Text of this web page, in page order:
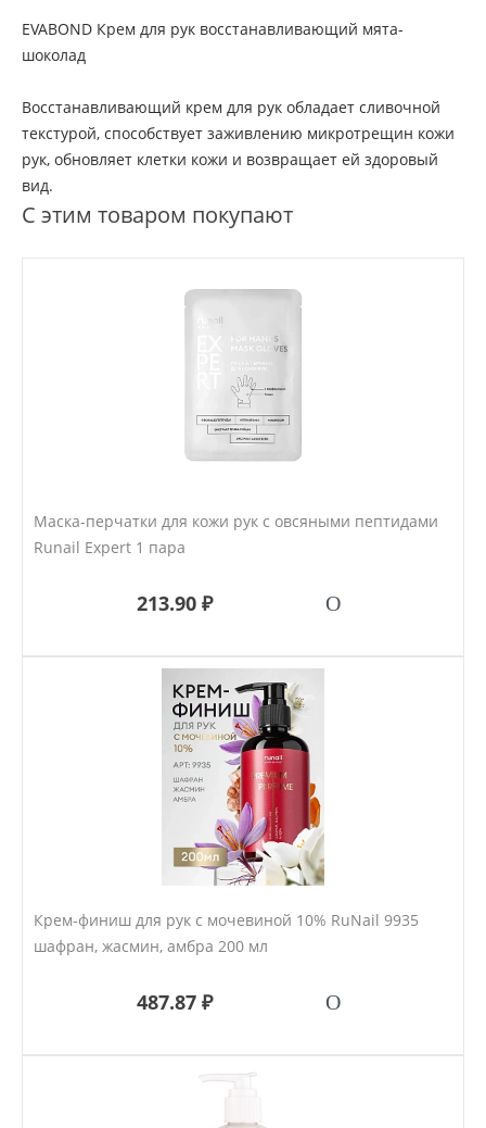
EVABOND Крем для рук восстанавливающий мята-
шоколад
Восстанавливающий крем для рук обладает сливочной
текстурой, способствует заживлению микротрещин кожи
рук, обновляет клетки кожи и возвращает ей здоровый
вид.
С этим товаром покупают
Маска-перчатки для кожи рук с овсяными пептидами
Runail Expert 1 пара
213.90 ₽
Крем-финиш для рук с мочевиной 10% RuNail 9935
шафран, жасмин, амбра 200 мл
487.87 ₽